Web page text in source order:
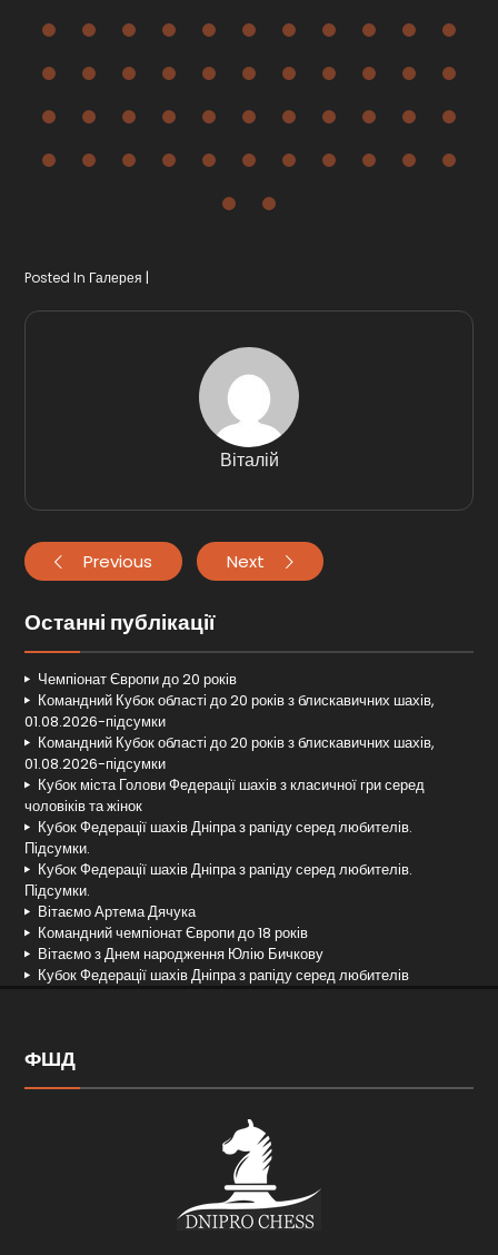
Posted In Галерея
Віталій
Previous Next
Останні публікації
Чемпіонат Європи до 20 років
Командний Кубок області до 20 років з блискавичних шахів,
01.08.2026-підсумки
Командний Кубок області до 20 років з блискавичних шахів,
01.08.2026-підсумки
Кубок міста Голови Федерації шахів з класичної гри серед
чоловіків та жінок
Кубок Федерації шахів Дніпра з рапіду серед любителів.
Підсумки.
Кубок Федерації шахів Дніпра з рапіду серед любителів.
Підсумки.
Вітаємо Артема Дячука
Командний чемпіонат Європи до 18 років
Вітаємо з Днем народження Юлію Бичкову
Кубок Федерації шахів Дніпра з рапіду серед любителів
ФШД